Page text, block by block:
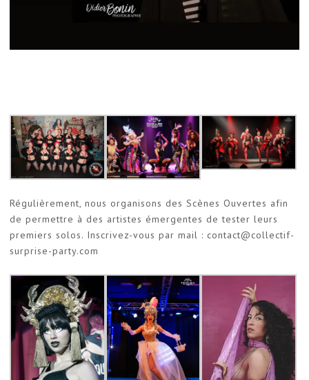
Régulièrement, nous organisons des Scènes Ouvertes afin
de permettre à des artistes émergentes de tester leurs
premiers solos. Inscrivez-vous par mail : contact@collectif-
surprise-party.com